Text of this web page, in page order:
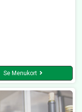
Se Menukort